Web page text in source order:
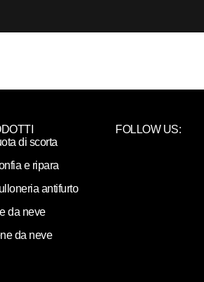
di scorta
e ripara
antifurto
da neve
da neve
FOLLOW US: